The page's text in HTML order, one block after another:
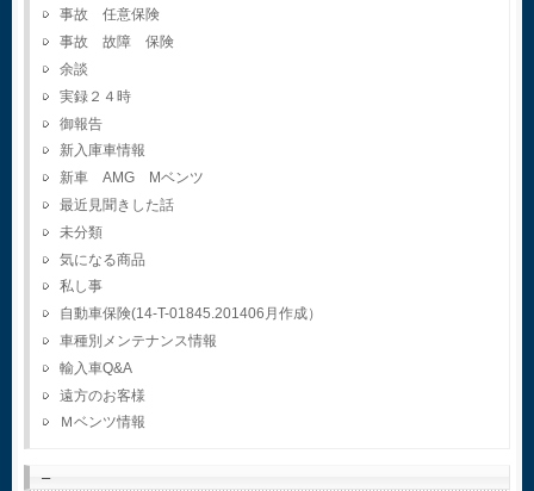
事故 任意保険
事故 故障 保険
余談
実録２４時
御報告
新入庫車情報
新車 AMG Mベンツ
最近見聞きした話
未分類
気になる商品
私し事
自動車保険(14-T-01845.201406月作成）
車種別メンテナンス情報
輸入車Q&A
遠方のお客様
Ｍベンツ情報
–